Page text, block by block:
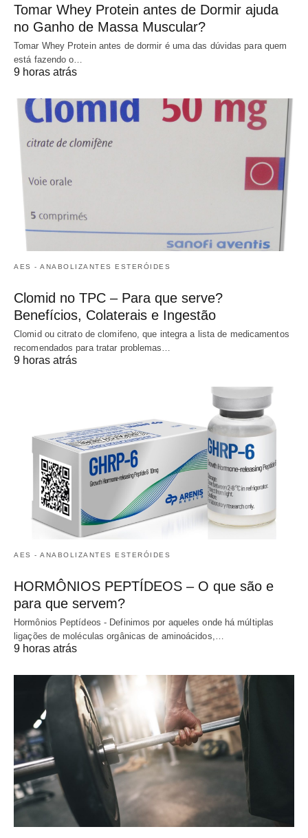
Tomar Whey Protein antes de Dormir ajuda
no Ganho de Massa Muscular?
Tomar Whey Protein antes de dormir é uma das dúvidas para quem
está fazendo o…
9 horas atrás
AES - ANABOLIZANTES ESTERÓIDES
Clomid no TPC – Para que serve?
Benefícios, Colaterais e Ingestão
Clomid ou citrato de clomifeno, que integra a lista de medicamentos
recomendados para tratar problemas…
9 horas atrás
AES - ANABOLIZANTES ESTERÓIDES
HORMÔNIOS PEPTÍDEOS – O que são e
para que servem?
Hormônios Peptídeos - Definimos por aqueles onde há múltiplas
ligações de moléculas orgânicas de aminoácidos,…
9 horas atrás